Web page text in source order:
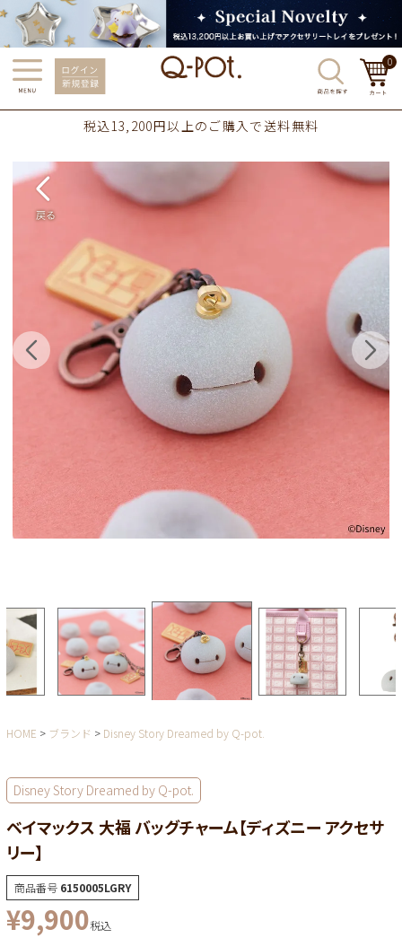
0
税込13,200円以上のご購入で送料無料
HOME ブランド Disney Story Dreamed by Q-pot.
Disney Story Dreamed by Q-pot.
ベイマックス 大福 バッグチャーム【ディズニー アクセサ
リー】
商品番号 6150005LGRY
¥9,900税込